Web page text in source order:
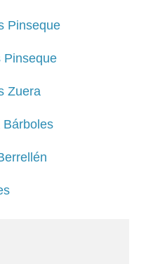
Pinseque
Pinseque
Zuera
Bárboles